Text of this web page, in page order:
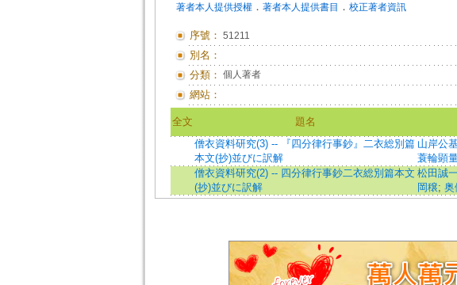
著者本人提供授權． 著者本人提供書目 ． 校正著者資訊
序號： 51211
別名：
分類： 個人著者
網站：
全文 題名
僧衣資料研究(3) -- 『四分律行事鈔』二衣総別篇
本文(抄)並びに訳解
山岸公
蓑輪顕
僧衣資料研究(2) -- 四分律行事鈔二衣総別篇本文
(抄)並びに訳解
松田誠
岡穣; 奥